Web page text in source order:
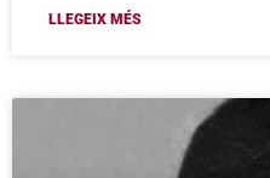
LLEGEIX MÉS